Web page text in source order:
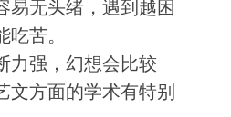
易无头绪，遇到越困
苦。
力强，幻想会比较
文方面的学术有特别